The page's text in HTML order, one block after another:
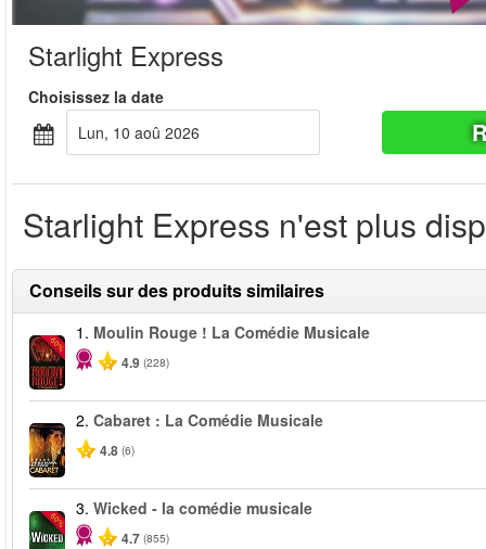
Starlight Express
Choisissez la date
lun, 10 aoû 2026
Starlight Express n'est plus
Conseils sur des produits similaires
-50%
1. Moulin Rouge ! La Comédie Musicale
4.9 (228)
2. Cabaret : La Comédie Musicale
4.8 (6)
-50%
3. Wicked - la comédie musicale
4.7 (855)